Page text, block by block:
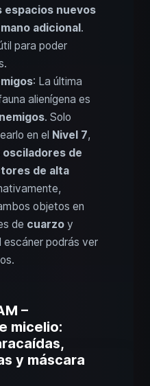
espacios nuevos
adicional .
para poder
: La última
alienígena es
. Solo
en el Nivel 7,
osciladores de
de alta
objetos en
de cuarzo y
escáner podrás ver
–
micelio:
y máscara